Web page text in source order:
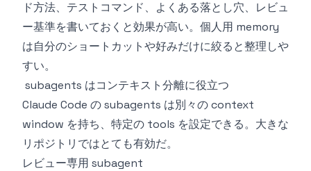
ド方法、テストコマンド、よくある落とし穴、レビュ
ー基準を書いておくと効果が高い。個人用 memory
は自分のショートカットや好みだけに絞ると整理しや
すい。
subagents はコンテキスト分離に役立つ
Claude Code の subagents は別々の context
window を持ち、特定の tools を設定できる。大きな
リポジトリではとても有効だ。
レビュー専用 subagent